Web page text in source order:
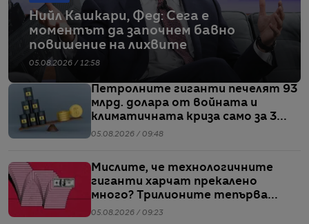
Нийл Кашкари, Фед: Сега е
моментът да започнем бавно
повишение на лихвите
05.08.2026 / 12:58
Петролните гиганти печелят 93
млрд. долара от войната и
климатичната криза само за 3
месеца
05.08.2026 / 09:48
Мислите, че технологичните
гиганти харчат прекалено
много? Трилионите тепърва
предстоят
05.08.2026 / 09:23